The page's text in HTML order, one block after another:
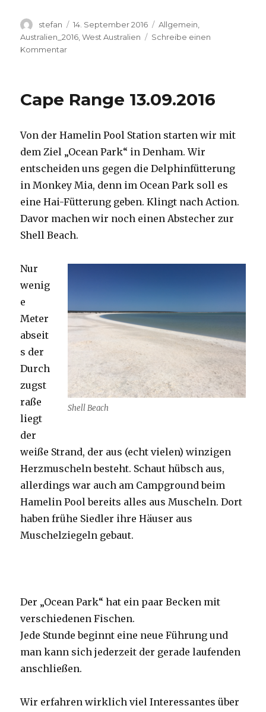
Autor
stefan
Veröffentlicht
am
14. September 2016 Kategorien
Allgemein
Australien_2016 ,West Australien
Schreibe einen
Kommentarzu
Cape Range 13.09.2016
Von der Hamelin Pool Station starten wir mit
dem Ziel „Ocean Park“ in Denham. Wir
entscheiden uns gegen die Delphinfütterung
in Monkey Mia, denn im Ocean Park soll es
eine Hai-Fütterung geben. Klingt nach Action.
Davor machen wir noch einen Abstecher zur
Shell Beach.
Shell Beach
Nur
wenig
e
Meter
abseit
s der
Durch
zugst
raße
liegt
der
weiße Strand, der aus (echt vielen) winzigen
Herzmuscheln besteht. Schaut hübsch aus,
allerdings war auch am Campground beim
Hamelin Pool bereits alles aus Muscheln. Dort
haben frühe Siedler ihre Häuser aus
Muschelziegeln gebaut.
Der „Ocean Park“ hat ein paar Becken mit
verschiedenen Fischen.
Jede Stunde beginnt eine neue Führung und
man kann sich jederzeit der gerade laufenden
anschließen.
Wir erfahren wirklich viel Interessantes über